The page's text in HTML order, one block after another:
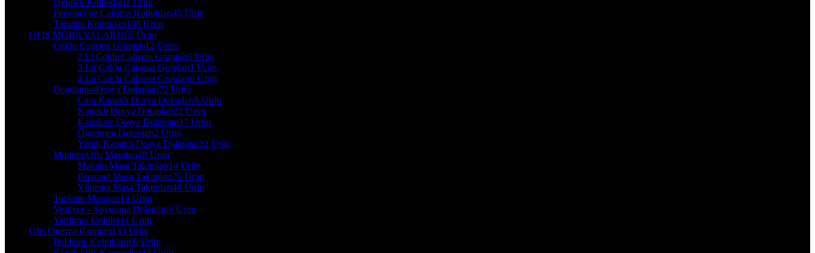
Personel ve Çalışma Koltukları45 Ürün
Toplantı Koltukları108 Ürün
OFİS MOBİLYALARI165 Ürün
Çoklu Çalışma Grupları12 Ürün
2 Li Çoklu Çalışma Grupları5 Ürün
3 Lü Çoklu Çalışma Grupları1 Ürün
4 Lü Çoklu Çalışma Grupları6 Ürün
Depolama-Dosya Dolapları72 Ürün
Cam Kapaklı Dosya Dolapları8 Ürün
Kapaklı Dosya Dolapları22 Ürün
Kapaksız Dosya Dolapları17 Ürün
Ögretmen Dolapları2 Ürün
Yarım Kapaklı Dosya Dolapları22 Ürün
Modern Ofis Masaları48 Ürün
Makam Masa Takımları14 Ürün
Personel Masa Takımları20 Ürün
Yönetici Masa Takımları48 Ürün
Toplantı Masaları19 Ürün
Vestiyer – Soyunma Dolapları6 Ürün
Yardımcı Ürünler11 Ürün
Ofis Oturma Grupları133 Ürün
Bekleme Koltukları66 Ürün